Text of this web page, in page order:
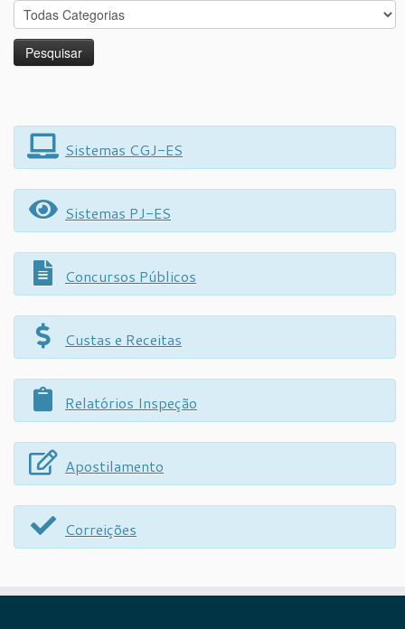
Sistemas CGJ-ES
Sistemas PJ-ES
Concursos Públicos
Custas e Receitas
Relatórios Inspeção
Apostilamento
Correições